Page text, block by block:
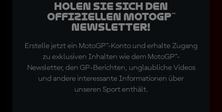
Holen Sie sich den
offiziellen MotoGP™
Newsletter!
Erstelle jetzt ein MotoGP™-Konto und erhalte Zugang
zu exklusiven Inhalten wie dem MotoGP™-
Newsletter, den GP-Berichten, unglaubliche Videos
und andere interessante Informationen über
unseren Sport enthält.